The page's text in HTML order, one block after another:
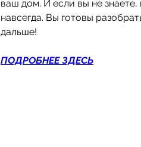
ваш дом. И если вы не знаете,
навсегда. Вы готовы
дальше!
ПОДРОБНЕЕ ЗДЕСЬ